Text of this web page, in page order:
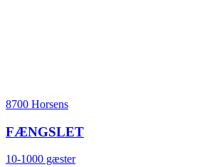
8700 Horsens
FÆNGSLET
10-1000 gæster